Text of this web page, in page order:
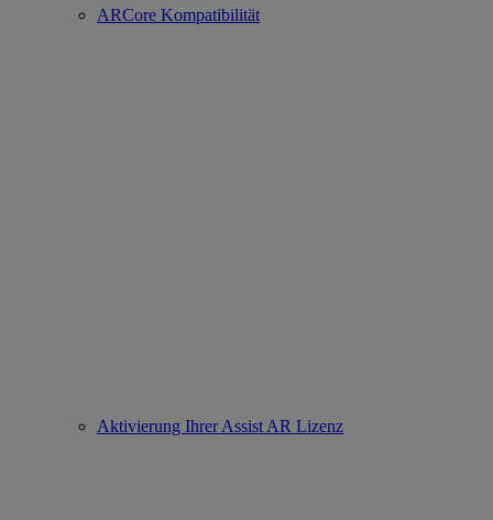
ARCore Kompatibilität
Aktivierung Ihrer Assist AR Lizenz